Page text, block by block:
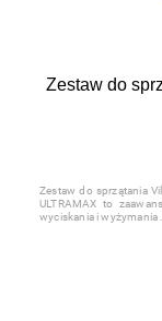
Zestaw do
Zestaw do sprzątania
ULTRAMAX to
wyciskania i wyżymania